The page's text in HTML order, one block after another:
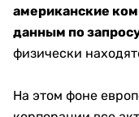
американские
данным по
физически
На этом фоне